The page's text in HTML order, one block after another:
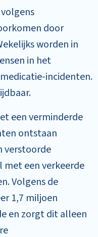
door
worden in
in het
incidenten.
een verminderde
ontstaan
verstoorde
met een verkeerde
Volgens de
1,7 miljoen
en zorgt dit alleen